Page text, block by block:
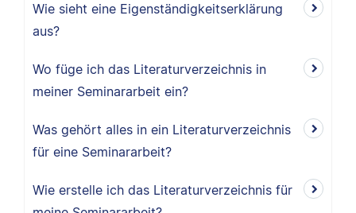
Wie sieht eine Eigenständigkeitserklärung
aus?
Wo füge ich das Literaturverzeichnis in
meiner Seminararbeit ein?
Was gehört alles in ein Literaturverzeichnis
für eine Seminararbeit?
Wie erstelle ich das Literaturverzeichnis für